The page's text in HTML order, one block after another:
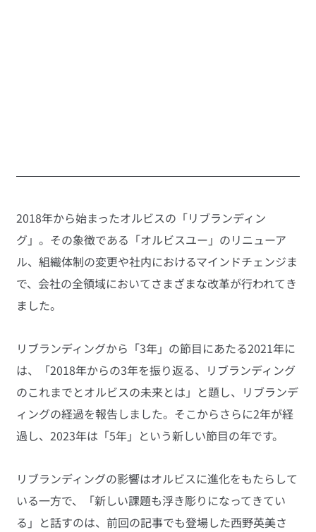
2018年から始まったオルビスの「リブランディン
グ」。その象徴である「オルビスユー」のリニューア
ル、組織体制の変更や社内におけるマインドチェンジま
で、会社の全領域においてさまざまな改革が行われてき
ました。
リブランディングから「3年」の節目にあたる2021年に
は、「2018年からの3年を振り返る、リブランディング
のこれまでとオルビスの未来とは」と題し、リブランデ
ィングの経過を報告しました。そこからさらに2年が経
過し、2023年は「5年」という新しい節目の年です。
リブランディングの影響はオルビスに進化をもたらして
いる一方で、「新しい課題も浮き彫りになってきてい
る」と話すのは、前回の記事でも登場した西野英美さ